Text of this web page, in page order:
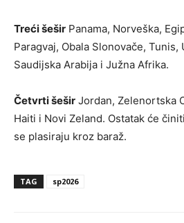
Treći šešir Panama, Norveška,
Paragvaj, Obala Slonovače, Tunis,
Saudijska Arabija i Južna Afrika.
Četvrti šešir Jordan, Zelenortska
Haiti i Novi Zeland. Ostatak će
se plasiraju kroz baraž.
TAG sp2026